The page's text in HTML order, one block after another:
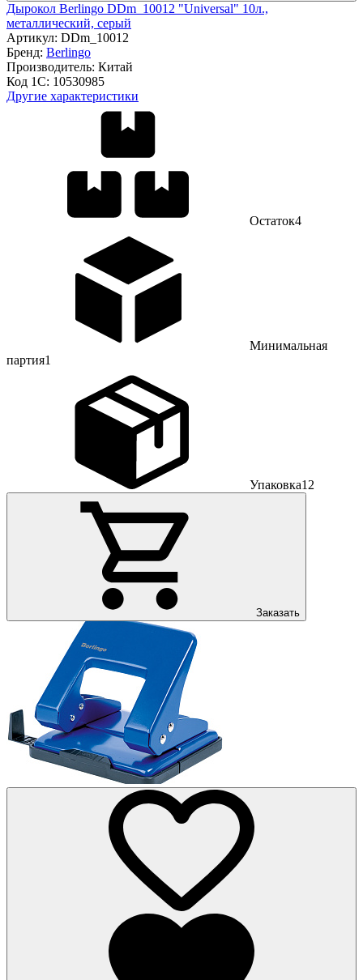
Дырокол Berlingo DDm_10012 "Universal" 10л.,
металлический, серый
Артикул: DDm_10012
Бренд: Berlingo
Производитель: Китай
Код 1С: 10530985
Другие характеристики
Остаток4
Минимальная
партия1
Упаковка12
Заказать